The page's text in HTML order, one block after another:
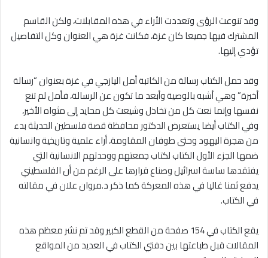
وقد تنوعت الرؤى وتعددت الأراء في هذه المقابلات، ولكن القاسم
المشترك فيها جميعا كان غزة، فكانت غزة هي العنوان وكل التفاصيل
تؤدي إليها.
وقد حمل الكتاب رسالة من الكاتبة أمل اليازجي في غزة بعنوان “رسالة
أخيرة” وهي أشبه بالوصية وأبعد ما تكون عن الرسالة، فأمل لم تنع
نفسها وإنما نعت كل من تخاذل وشيعت كل محايد إلى مثواه الأخير،
وفي الكتاب أيضا يستعرض الدكتور محافظة قصة فلسطين الحديثة بدء
من هجرة اليهود وحتى طوفان المقاومة، أراء علمية وتاريخية وانسانية
ضمها الجزء الأول الكتاب لكتاب جمعتهم ووحدتهم الانسانية التي
يفتقدها ساسة اسرائيل وصناع قرارها على الرغم من أن الفلسطيني
يدفع ثمنا غاليا في هذه المعركة كما ذكر د.مروان علان في مقالته
في الكتاب.
يقع الكتاب في 154 صفحة من القطع الكبير وقد تم نشر معظم هذه
المقالات قبل طباعتها بين دفتي الكتاب في العديد من المواقع